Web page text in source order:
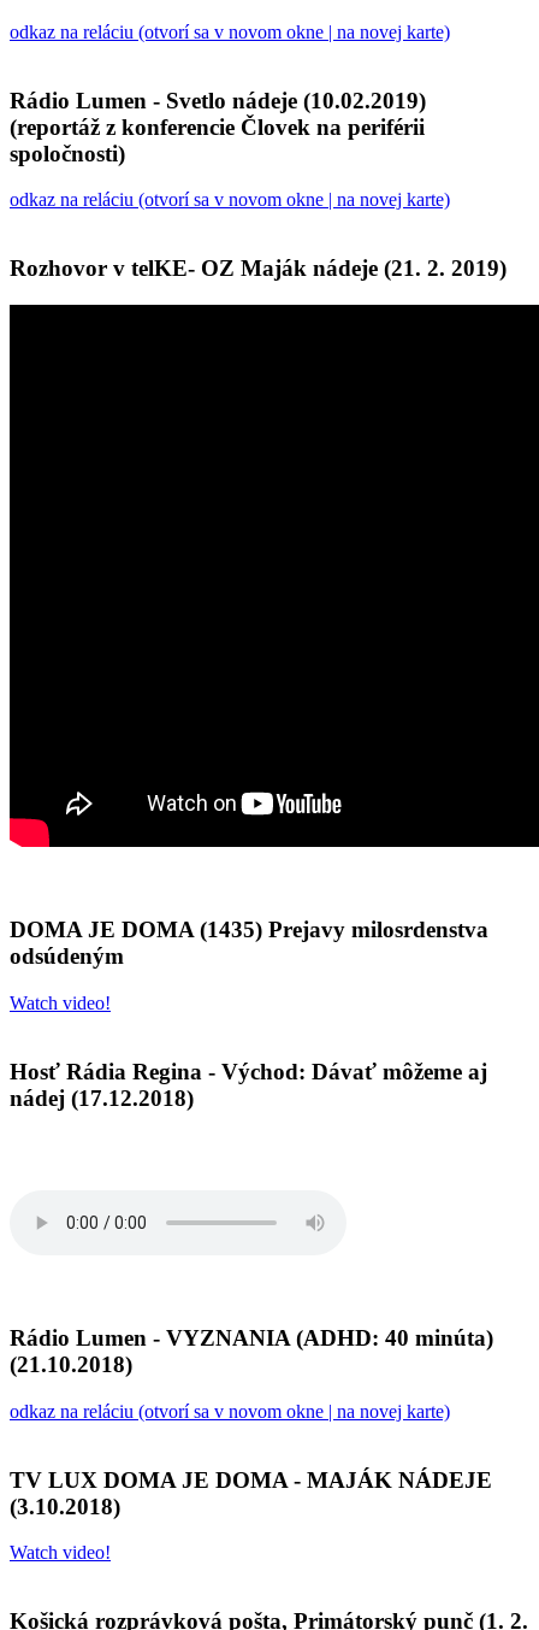
odkaz na reláciu (otvorí sa v novom okne | na novej karte)
Rádio Lumen - Svetlo nádeje (10.02.2019)
(reportáž z konferencie Človek na periférii
spoločnosti)
odkaz na reláciu (otvorí sa v novom okne | na novej karte)
Rozhovor v telKE- OZ Maják nádeje (21. 2. 2019)
DOMA JE DOMA (1435) Prejavy milosrdenstva
odsúdeným
Watch video!
Hosť Rádia Regina - Východ: Dávať môžeme aj
nádej (17.12.2018)
Rádio Lumen - VYZNANIA (ADHD: 40 minúta)
(21.10.2018)
odkaz na reláciu (otvorí sa v novom okne | na novej karte)
TV LUX DOMA JE DOMA - MAJÁK NÁDEJE
(3.10.2018)
Watch video!
Košická rozprávková pošta, Primátorský punč (1. 2.